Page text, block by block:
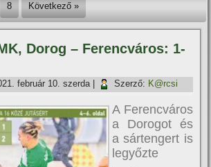
8 Következő »
Dorog – Ferencváros: 1-
február 10. szerda| Szerző: K@rcsi
A Ferencváros
a Dorogot és
a sártengert is
legyőzte